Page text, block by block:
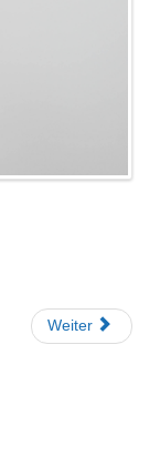
Weiter